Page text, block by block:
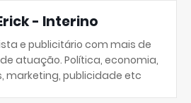
- Interino
e publicitário com mais de
atuação. Política, economia,
marketing, publicidade etc